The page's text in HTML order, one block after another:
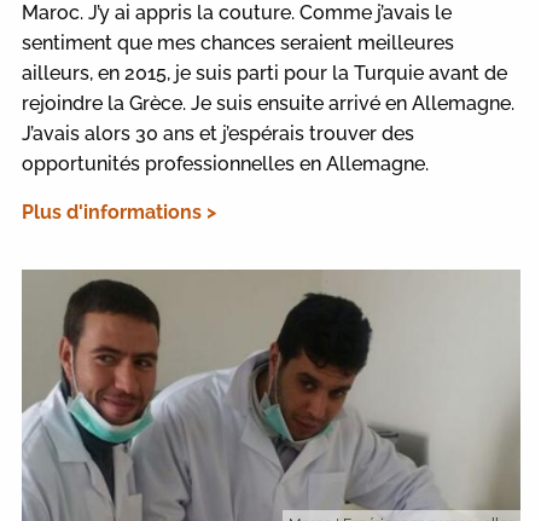
Maroc. J’y ai appris la couture. Comme j’avais le
sentiment que mes chances seraient meilleures
ailleurs, en 2015, je suis parti pour la Turquie avant de
rejoindre la Grèce. Je suis ensuite arrivé en Allemagne.
J’avais alors 30 ans et j’espérais trouver des
opportunités professionnelles en Allemagne.
Plus d'informations >